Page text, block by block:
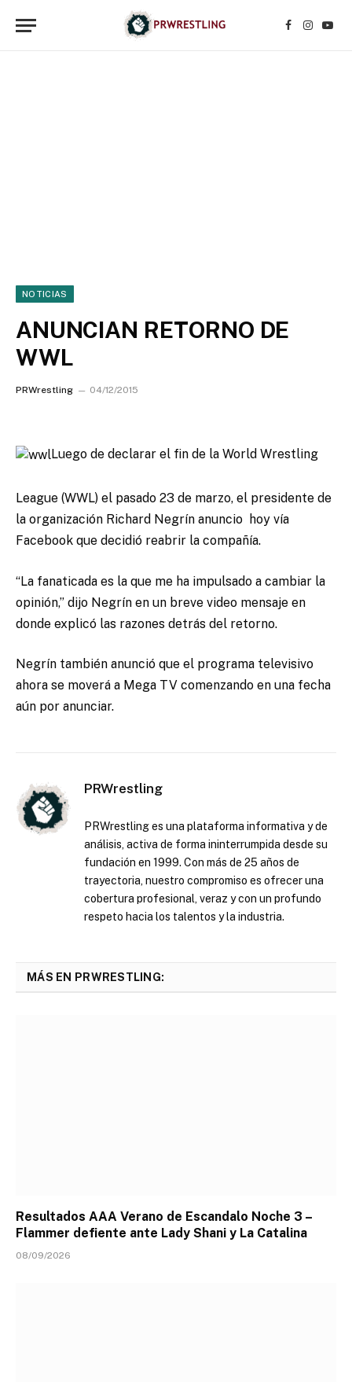
Facebook
NOTICIAS
ANUNCIAN RETORNO DE
WWL
PRWrestling 04/12/2015
Luego de declarar el fin de la World Wrestling
League (WWL) el pasado 23 de marzo, el presidente de
la organización Richard Negrín anuncio hoy vía
Facebook que decidió reabrir la compañía.
“La fanaticada es la que me ha impulsado a cambiar la
opinión,” dijo Negrín en un breve video mensaje en
donde explicó las razones detrás del retorno.
Negrín también anunció que el programa televisivo
ahora se moverá a Mega TV comenzando en una fecha
aún por anunciar.
PRWrestling
PRWrestling es una plataforma informativa y de
análisis, activa de forma ininterrumpida desde su
fundación en 1999. Con más de 25 años de
trayectoria, nuestro compromiso es ofrecer una
cobertura profesional, veraz y con un profundo
respeto hacia los talentos y la industria.
MÁS EN PRWRESTLING:
Resultados AAA Verano de Escandalo Noche 3 –
Flammer defiente ante Lady Shani y La Catalina
08/09/2026